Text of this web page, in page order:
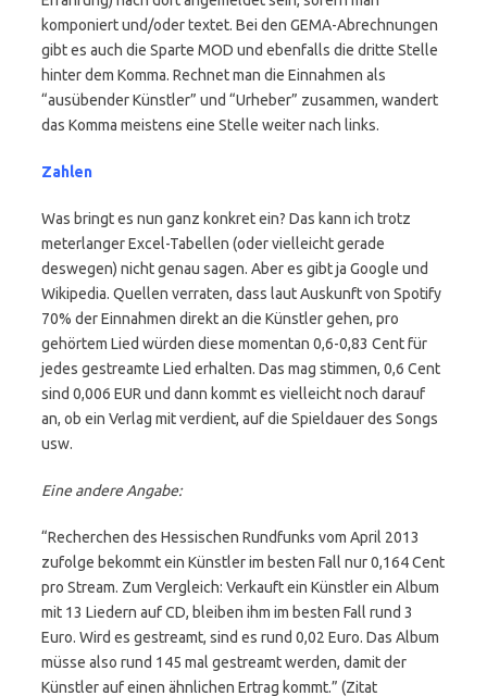
komponiert und/oder textet. Bei den GEMA-Abrechnungen
gibt es auch die Sparte MOD und ebenfalls die dritte Stelle
hinter dem Komma. Rechnet man die Einnahmen als
“ausübender Künstler” und “Urheber” zusammen, wandert
das Komma meistens eine Stelle weiter nach links.
Zahlen
Was bringt es nun ganz konkret ein? Das kann ich trotz
meterlanger Excel-Tabellen (oder vielleicht gerade
deswegen) nicht genau sagen. Aber es gibt ja Google und
Wikipedia. Quellen verraten, dass laut Auskunft von Spotify
70% der Einnahmen direkt an die Künstler gehen, pro
gehörtem Lied würden diese momentan 0,6-0,83 Cent für
jedes gestreamte Lied erhalten. Das mag stimmen, 0,6 Cent
sind 0,006 EUR und dann kommt es vielleicht noch darauf
an, ob ein Verlag mit verdient, auf die Spieldauer des Songs
usw.
Eine andere Angabe:
“Recherchen des Hessischen Rundfunks vom April 2013
zufolge bekommt ein Künstler im besten Fall nur 0,164 Cent
pro Stream. Zum Vergleich: Verkauft ein Künstler ein Album
mit 13 Liedern auf CD, bleiben ihm im besten Fall rund 3
Euro. Wird es gestreamt, sind es rund 0,02 Euro. Das Album
müsse also rund 145 mal gestreamt werden, damit der
Künstler auf einen ähnlichen Ertrag kommt.” (Zitat